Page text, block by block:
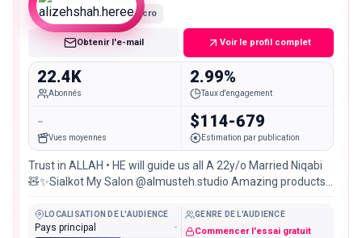
Micro
Obtenir l'e-mail Voir le profil complet
22.4K
Abonnés
2.99%
Taux d'engagement
-
Vues moyennes
$114-679
Estimation par publication
Trust in ALLAH • HE will guide us all A 22y/o Married Niqabi
🧸✨Sialkot My Salon @almusteh.studio Amazing products
LOCALISATION DE L'AUDIENCE
Pays principal -
GENRE DE L'AUDIENCE
Commencer l'essai gratuit